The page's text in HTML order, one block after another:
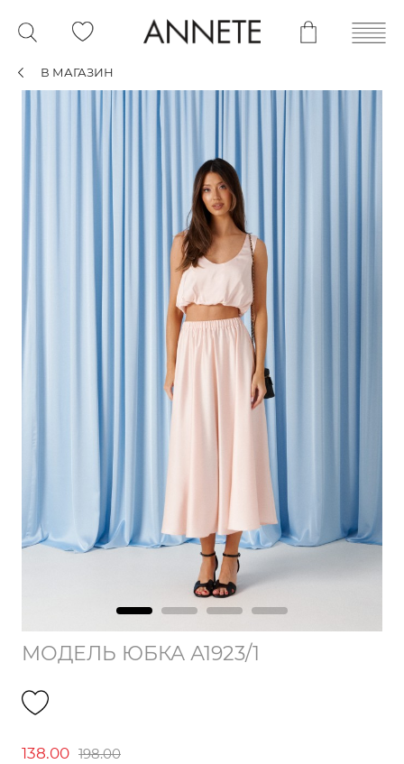
В МАГАЗИН
МОДЕЛЬ ЮБКА А1923/1
138.00 198.00